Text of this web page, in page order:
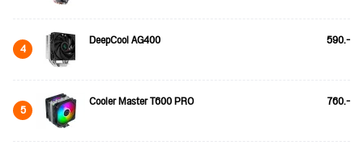
4 DeepCool AG400 590.-
5 Cooler Master T600 PRO 760.-